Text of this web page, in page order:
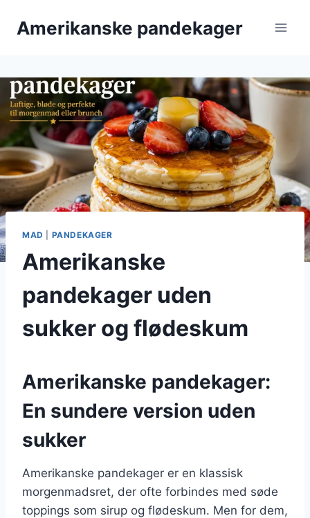
Amerikanske pandekager
MAD PANDEKAGER
Amerikanske
pandekager uden
sukker og flødeskum
Amerikanske pandekager:
En sundere version uden
sukker
Amerikanske pandekager er en klassisk
morgenmadsret, der ofte forbindes med søde
toppings som sirup og flødeskum. Men for dem,